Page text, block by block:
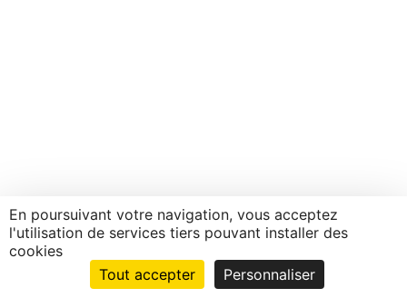
En poursuivant votre navigation, vous acceptez
l'utilisation de services tiers pouvant installer des
cookies
Tout accepter
Personnaliser